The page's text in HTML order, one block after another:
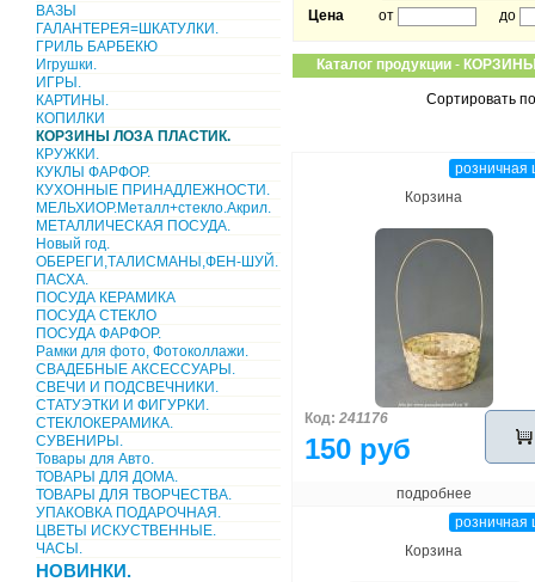
ВАЗЫ
ГАЛАНТЕРЕЯ=ШКАТУЛКИ.
ГРИЛЬ БАРБЕКЮ
Игрушки.
ИГРЫ.
КАРТИНЫ.
КОПИЛКИ
КОРЗИНЫ ЛОЗА ПЛАСТИК.
КРУЖКИ.
КУКЛЫ ФАРФОР.
КУХОННЫЕ ПРИНАДЛЕЖНОСТИ.
МЕЛЬХИОР.Металл+стекло.Акрил.
МЕТАЛЛИЧЕСКАЯ ПОСУДА.
Новый год.
ОБЕРЕГИ,ТАЛИСМАНЫ,ФЕН-ШУЙ.
ПАСХА.
ПОСУДА КЕРАМИКА
ПОСУДА СТЕКЛО
ПОСУДА ФАРФОР.
Рамки для фото, Фотоколлажи.
СВАДЕБНЫЕ АКСЕССУАРЫ.
СВЕЧИ И ПОДСВЕЧНИКИ.
СТАТУЭТКИ И ФИГУРКИ.
СТЕКЛОКЕРАМИКА.
СУВЕНИРЫ.
Товары для Авто.
ТОВАРЫ ДЛЯ ДОМА.
ТОВАРЫ ДЛЯ ТВОРЧЕСТВА.
УПАКОВКА ПОДАРОЧНАЯ.
ЦВЕТЫ ИСКУСТВЕННЫЕ.
ЧАСЫ.
НОВИНКИ.
Цена
от до
Каталог продукции -
Сортировать
розничная
Корзина
Код: 241176
150 руб
подробнее
розничная
Корзина